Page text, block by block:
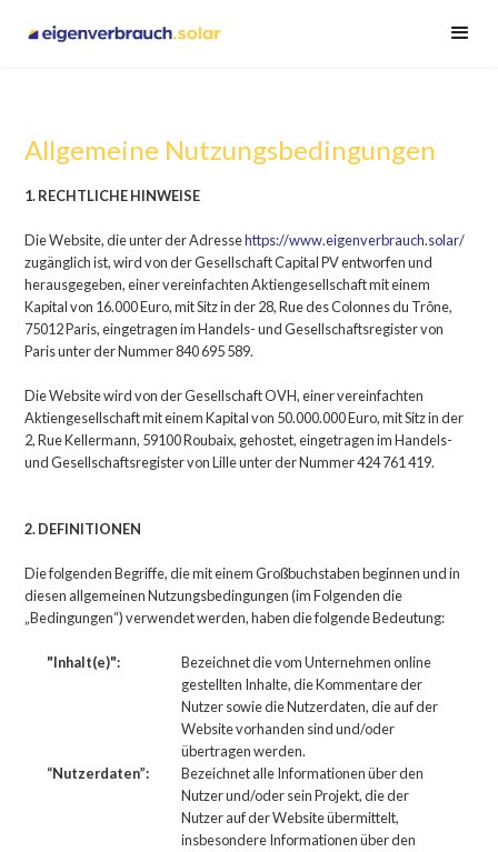
Allgemeine Nutzungsbedingungen
1. RECHTLICHE HINWEISE
Die Website, die unter der Adressehttps://www.eigenverbrauch.solar/
zugänglich ist, wird von der Gesellschaft Capital PV entworfen und
herausgegeben, einer vereinfachten Aktiengesellschaft mit einem
Kapital von 16.000 Euro, mit Sitz in der 28, Rue des Colonnes du Trône,
75012 Paris, eingetragen im Handels- und Gesellschaftsregister von
Paris unter der Nummer 840 695 589.
Die Website wird von der Gesellschaft OVH, einer vereinfachten
Aktiengesellschaft mit einem Kapital von 50.000.000 Euro, mit Sitz in der
2, Rue Kellermann, 59100 Roubaix, gehostet, eingetragen im Handels-
und Gesellschaftsregister von Lille unter der Nummer 424 761 419.
2. DEFINITIONEN
Die folgenden Begriffe, die mit einem Großbuchstaben beginnen und in
diesen allgemeinen Nutzungsbedingungen (im Folgenden die
„Bedingungen“) verwendet werden, haben die folgende Bedeutung:
"Inhalt(e)":
Bezeichnet die vom Unternehmen online
gestellten Inhalte, die Kommentare der
Nutzer sowie die Nutzerdaten, die auf der
Website vorhanden sind und/oder
übertragen werden.
“Nutzerdaten”:
Bezeichnet alle Informationen über den
Nutzer und/oder sein Projekt, die der
Nutzer auf der Website übermittelt,
insbesondere Informationen über den